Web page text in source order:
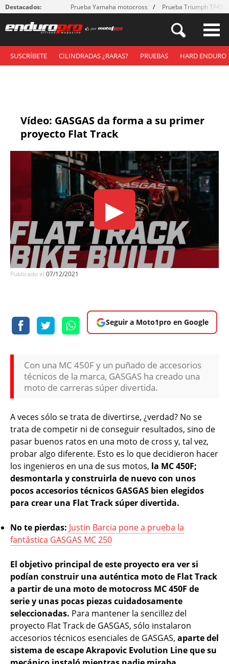
Destacados: Prueba Yamaha motocross Prueba Triumph
SUSCRÍBETE CILINDRADAS ¿RARAS? PRUEBAS HARD ENDURO
Vídeo: GASGAS da forma a su primer
proyecto Flat Track
▶
Publicado el 07/12/2021
Seguir a Moto1pro en Google
Con una MC 450F y un puñado de accesorios
técnicos de la marca, GASGAS ha creado una
moto de carreras súper divertida.
A veces sólo se trata de divertirse, ¿verdad? No se
trata de competir ni de conseguir resultados, sino de
pasar buenos ratos en una moto de cross y, tal vez,
probar algo diferente. Esto es lo que decidieron hacer
los ingenieros en una de sus motos, la MC 450F;
desmontarla y construirla de nuevo con unos
pocos accesorios técnicos GASGAS bien elegidos
para crear una Flat Track súper divertida.
No te pierdas: Justin Barcia pone a prueba la
fantástica GASGAS MC 250
El objetivo principal de este proyecto era ver si
podían construir una auténtica moto de Flat Track
a partir de una moto de motocross MC 450F de
serie y unas pocas piezas cuidadosamente
seleccionadas. Para mantener la sencillez del
proyecto Flat Track de GASGAS, sólo instalaron
accesorios técnicos esenciales de GASGAS, aparte del
sistema de escape Akrapovic Evolution Line que su